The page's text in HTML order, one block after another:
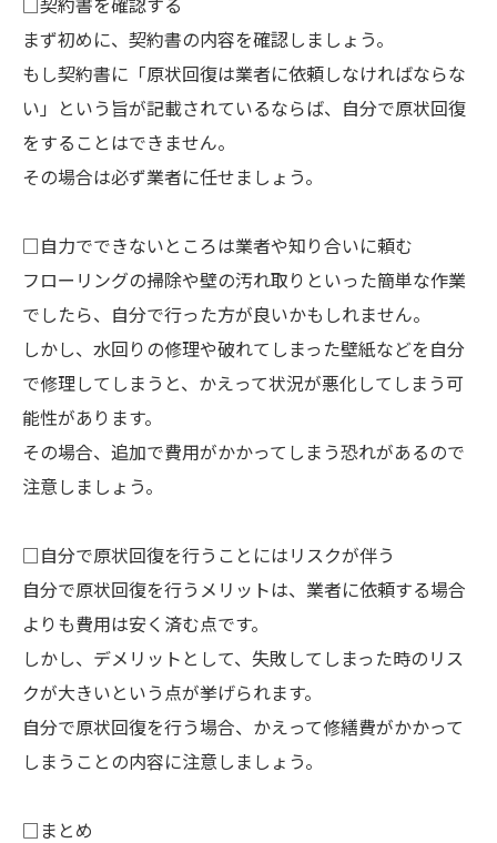
□契約書を確認する
まず初めに、契約書の内容を確認しましょう。
もし契約書に「原状回復は業者に依頼しなければならな
い」という旨が記載されているならば、自分で原状回復
をすることはできません。
その場合は必ず業者に任せましょう。
□自力でできないところは業者や知り合いに頼む
フローリングの掃除や壁の汚れ取りといった簡単な作業
でしたら、自分で行った方が良いかもしれません。
しかし、水回りの修理や破れてしまった壁紙などを自分
で修理してしまうと、かえって状況が悪化してしまう可
能性があります。
その場合、追加で費用がかかってしまう恐れがあるので
注意しましょう。
□自分で原状回復を行うことにはリスクが伴う
自分で原状回復を行うメリットは、業者に依頼する場合
よりも費用は安く済む点です。
しかし、デメリットとして、失敗してしまった時のリス
クが大きいという点が挙げられます。
自分で原状回復を行う場合、かえって修繕費がかかって
しまうことの内容に注意しましょう。
□まとめ